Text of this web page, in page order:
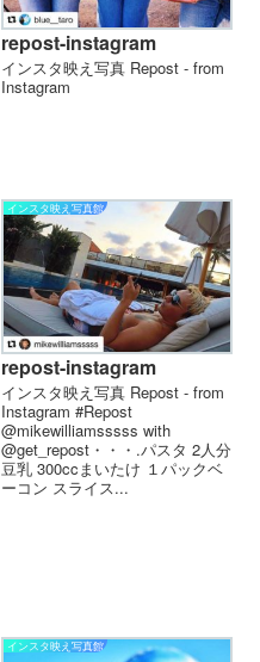
repost-instagram
インスタ映え写真 Repost - from
Instagram
インスタ映え写真館
repost-instagram
インスタ映え写真 Repost - from
Instagram #Repost
@mikewilliamsssss with
@get_repost・・・.パスタ 2人分
豆乳 300ccまいたけ １パックベ
ーコン スライス...
インスタ映え写真館